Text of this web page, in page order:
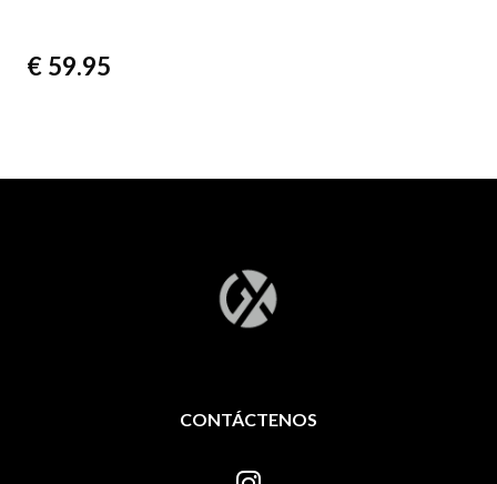
€ 59.95
CONTÁCTENOS